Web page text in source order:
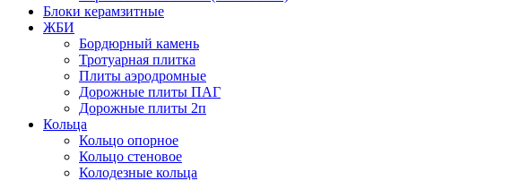
Блоки керамзитные
ЖБИ
Бордюрный камень
Тротуарная плитка
Плиты аэродромные
Дорожные плиты ПАГ
Дорожные плиты 2п
Кольца
Кольцо опорное
Кольцо стеновое
Колодезные кольца